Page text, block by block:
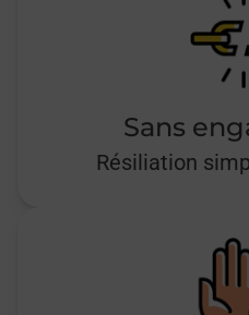
Sans
Résiliation